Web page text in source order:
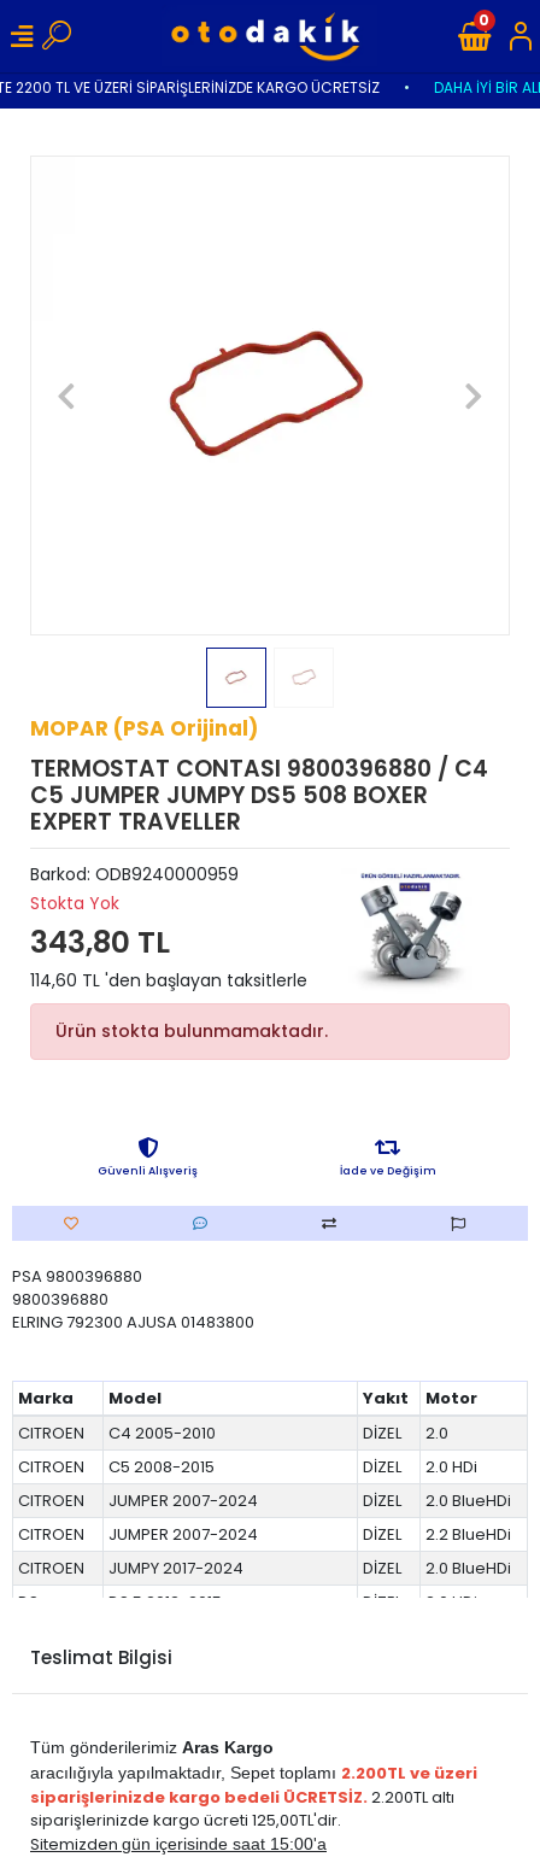
2200 TL VE ÜZERİ SİPARİŞLERİNİZDE KARGO ÜCRETSİZ DAHA İYİ BİR
0
MOPAR (PSA Orijinal)
TERMOSTAT CONTASI 9800396880 / C4
C5 JUMPER JUMPY DS5 508 BOXER
EXPERT TRAVELLER
Barkod: ODB9240000959
Stokta Yok
343,80 TL
114,60 TL 'den başlayan taksitlerle
Ürün stokta bulunmamaktadır.
Güvenli Alışveriş İade ve Değişim
PSA 9800396880
9800396880
ELRING 792300 AJUSA 01483800
Marka Model Yakıt
Motor
CITROEN
C4 2005-2010 DİZEL
2.0
CITROEN
C5 2008-2015 DİZEL
2.0 HDi
CITROEN
JUMPER 2007-2024 DİZEL
2.0 BlueHDi
CITROEN
JUMPER 2007-2024 DİZEL
2.2 BlueHDi
CITROEN
JUMPY 2017-2024 DİZEL
2.0 BlueHDi
DS
DS 5 2012-2015 DİZEL
2.0 HDi
PEUGEOT
508 2014-2018
PEUGEOT
EXPERT 2017-2024
PEUGEOT
EXPERT TRAVELLER 2017-2024 DİZEL 2.0 BlueHDi
Teslimat Bilgisi
Tüm gönderilerimiz Aras Kargo
aracılığıyla yapılmaktadır, Sepet toplamı 2.200TL ve üzeri
siparişlerinizde kargo bedeli ÜCRETSİZ.2.200TL altı
siparişlerinizde kargo ücreti 125,00TL'dir.
Sitemizden gün içerisinde saat 15:00'a